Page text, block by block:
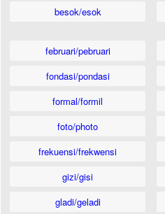
besok/esok
februari/pebruari
fondasi/pondasi
formal/formil
foto/photo
frekuensi/frekwensi
gizi/gisi
gladi/geladi